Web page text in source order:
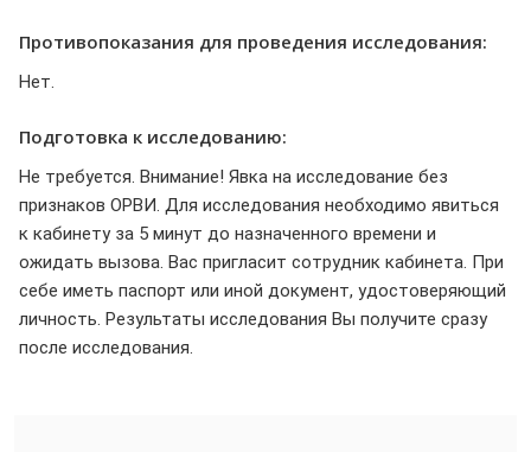
Противопоказания для проведения исследования:
Нет.
Подготовка к исследованию:
Не требуется. Внимание! Явка на исследование без
признаков ОРВИ. Для исследования необходимо явиться
к кабинету за 5 минут до назначенного времени и
ожидать вызова. Вас пригласит сотрудник кабинета. При
себе иметь паспорт или иной документ, удостоверяющий
личность. Результаты исследования Вы получите сразу
после исследования.